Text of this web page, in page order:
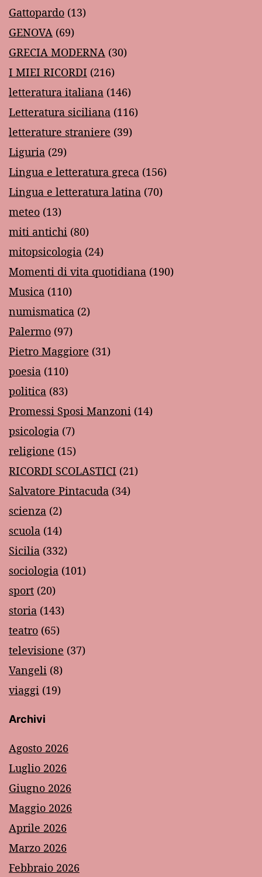
Gattopardo (13)
GENOVA (69)
GRECIA MODERNA (30)
I MIEI RICORDI (216)
letteratura italiana (146)
Letteratura siciliana (116)
letterature straniere (39)
Liguria (29)
Lingua e letteratura greca (156)
Lingua e letteratura latina (70)
meteo (13)
miti antichi (80)
mitopsicologia (24)
Momenti di vita quotidiana (190)
Musica (110)
numismatica (2)
Palermo (97)
Pietro Maggiore (31)
poesia (110)
politica (83)
Promessi Sposi Manzoni (14)
psicologia (7)
religione (15)
RICORDI SCOLASTICI (21)
Salvatore Pintacuda (34)
scienza (2)
scuola (14)
Sicilia (332)
sociologia (101)
sport (20)
storia (143)
teatro (65)
televisione (37)
Vangeli (8)
viaggi (19)
Archivi
Agosto 2026
Luglio 2026
Giugno 2026
Maggio 2026
Aprile 2026
Marzo 2026
Febbraio 2026